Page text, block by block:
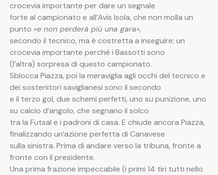
crocevia importante per dare un segnale
forte al campionato e all’Avis Isola, che non molla un
punto «e non perderà più una gara»,
secondo il tecnico, ma è costretta a inseguire; un
crocevia importante perché i Bassotti sono
(l’altra) sorpresa di questo campionato.
Sblocca Piazza, poi la meraviglia agli occhi del tecnico e
dei sostenitori saviglianesi sono il secondo
e il terzo gol, due schemi perfetti, uno su punizione, uno
su calcio d’angolo, che segnano il solco
tra la Futsal e i padroni di casa. E chiude ancora Piazza,
finalizzando un’azione perfetta di Canavese
sulla sinistra. Prima di andare verso la tribuna, fronte a
fronte con il presidente.
Una prima frazione impeccabile (i primi 14 tiri tutti nello